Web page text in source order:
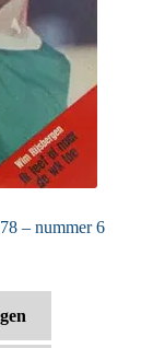
– nummer 6